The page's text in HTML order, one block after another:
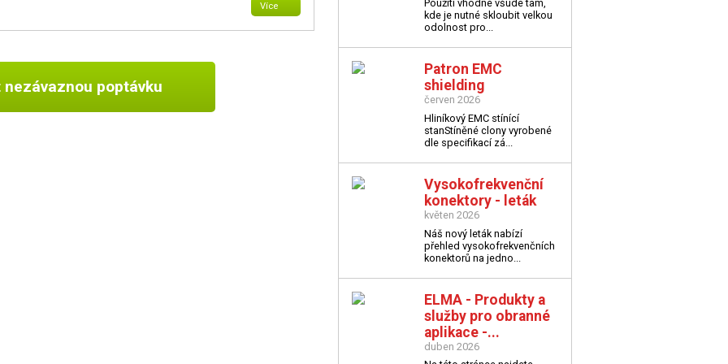
Více
nezávaznou poptávku
Použití vhodné všude tam,
kde je nutné skloubit velkou
odolnost pro...
Patron EMC
shielding
červen 2026
Hliníkový EMC stínící
stanStíněné clony vyrobené
dle specifikací zá...
Vysokofrekvenční
konektory - leták
květen 2026
Náš nový leták nabízí
přehled vysokofrekvenčních
konektorů na jedno...
ELMA - Produkty a
služby pro obranné
aplikace -...
duben 2026